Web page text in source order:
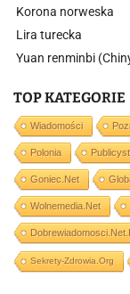
Korona norweska
Lira turecka
Yuan renminbi
TOP KATEGORIE
Wiadomości
Polonia
Goniec.net
Wolnemedia.net
Sekrety-Zdrowia.org